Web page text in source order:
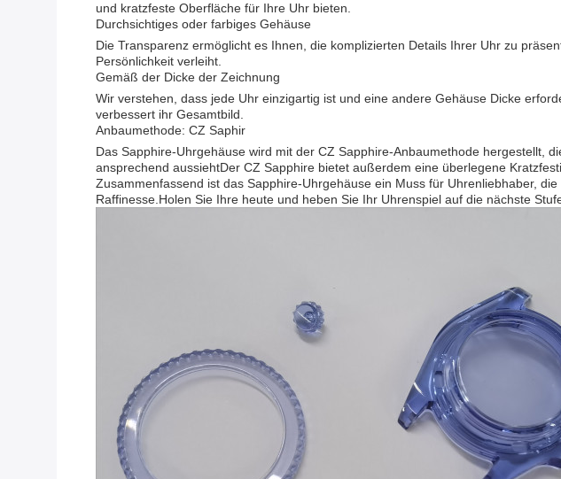
und kratzfeste Oberfläche für Ihre Uhr bieten.
Durchsichtiges oder farbiges Gehäuse
Die Transparenz ermöglicht es Ihnen, die komplizierten Details Ihrer Uhr zu
Persönlichkeit verleiht.
Gemäß der Dicke der Zeichnung
Wir verstehen, dass jede Uhr einzigartig ist und eine andere Gehäuse Dicke
verbessert ihr Gesamtbild.
Anbaumethode: CZ Saphir
Das Sapphire-Uhrgehäuse wird mit der CZ Sapphire-Anbaumethode hergestellt,
ansprechend aussiehtDer CZ Sapphire bietet außerdem eine überlegene
Zusammenfassend ist das Sapphire-Uhrgehäuse ein Muss für Uhrenliebhaber,
Raffinesse.Holen Sie Ihre heute und heben Sie Ihr Uhrenspiel auf die nächste